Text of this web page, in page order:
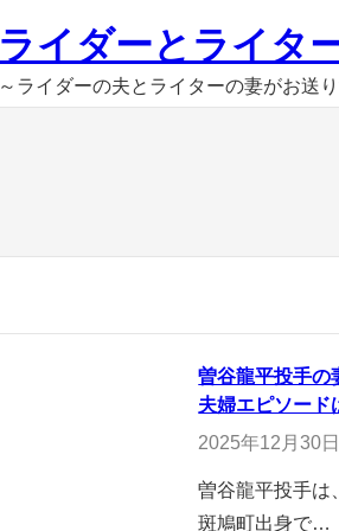
ライダーとライタ
～ライダーの夫とライターの妻がお送
曽谷龍平投手の
夫婦エピソード
2025年12月30日
曽谷龍平投手は
斑鳩町出身で…